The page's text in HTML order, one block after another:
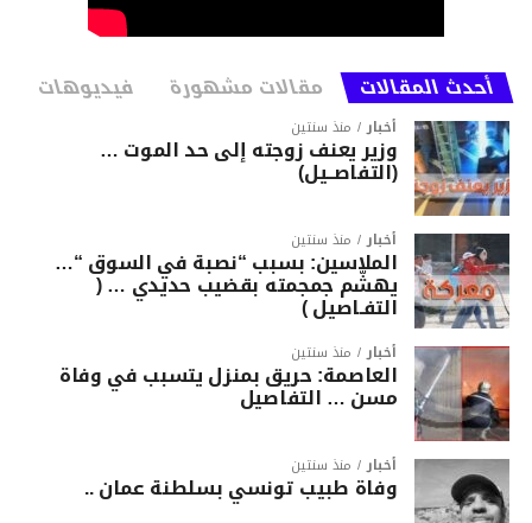
أحدث المقالات مقالات مشهورة فيديوهات
أخبار منذ سنتين
وزير يعنف زوجته إلى حد الموت …
(التفاصــيل)
أخبار منذ سنتين
الملاسين: بسبب “نصبة في السوق “…
يهشّم جمجمته بقضيب حديدي … (
التفـاصيل )
أخبار منذ سنتين
العاصمة: حريق بمنزل يتسبب في وفاة
مسن … التفاصيل
أخبار منذ سنتين
وفاة طبيب تونسي بسلطنة عمان ..